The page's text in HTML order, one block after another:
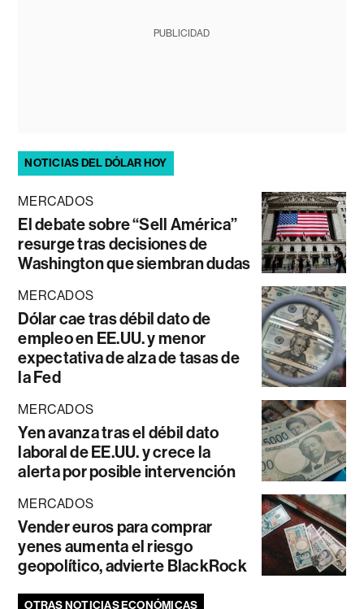
PUBLICIDAD
NOTICIAS DEL DÓLAR HOY
MERCADOS
El debate sobre “Sell América”
resurge tras decisiones de
Washington que siembran dudas
MERCADOS
Dólar cae tras débil dato de
empleo en EE.UU. y menor
expectativa de alza de tasas de
la Fed
MERCADOS
Yen avanza tras el débil dato
laboral de EE.UU. y crece la
alerta por posible intervención
MERCADOS
Vender euros para comprar
yenes aumenta el riesgo
geopolítico, advierte BlackRock
OTRAS NOTICIAS ECONÓMICAS